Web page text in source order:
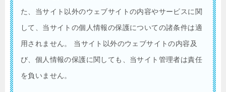
た、当サイト以外のウェブサイトの内容やサービスに関
して、当サイトの個人情報の保護についての諸条件は適
用されません。 当サイト以外のウェブサイトの内容及
び、個人情報の保護に関しても、当サイト管理者は責任
を負いません。